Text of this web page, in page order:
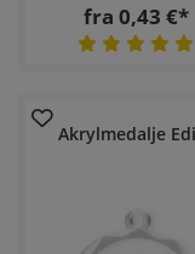
fra 0,43 €*
Akrylmedalje